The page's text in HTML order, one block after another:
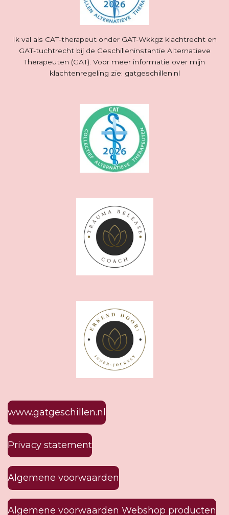
Ik val als CAT-therapeut onder GAT-Wkkgz klachtrecht en
GAT-tuchtrecht bij de Geschilleninstantie Alternatieve
Therapeuten (GAT). Voor meer informatie over mijn
klachtenregeling zie: gatgeschillen.nl
www.gatgeschillen.nl
Privacy statement
Algemene voorwaarden
Algemene voorwaarden Webshop producten